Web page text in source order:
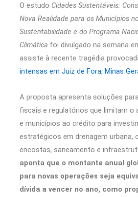
O estudo Cidades Sustentáveis:
Nova Realidade para os Municípios
Sustentabilidade e do Programa
Climática foi divulgado na semana
assiste à recente tragédia
intensas em Juiz de Fora, Minas
A proposta apresenta soluções
fiscais e regulatórios que limitam o
e municípios ao crédito para
estratégicos em drenagem urbana,
encostas, saneamento e
aponta que o montante anual
para novas operações seja
dívida a vencer no ano, como